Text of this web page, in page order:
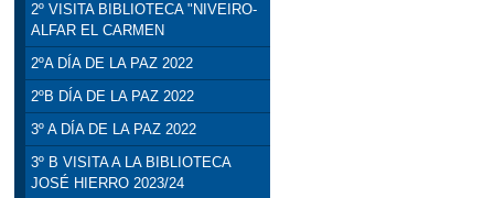
2º VISITA BIBLIOTECA "NIVEIRO-
ALFAR EL CARMEN
2ºA DÍA DE LA PAZ 2022
2ºB DÍA DE LA PAZ 2022
3º A DÍA DE LA PAZ 2022
3º B VISITA A LA BIBLIOTECA
JOSÉ HIERRO 2023/24